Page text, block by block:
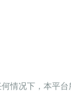
情况下，本平